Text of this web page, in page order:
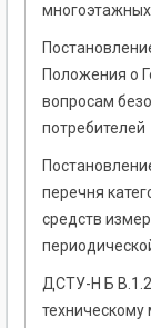
Положения о
вопросам
потребителей
перечня
средств
ДСТУ-Н Б
техническому